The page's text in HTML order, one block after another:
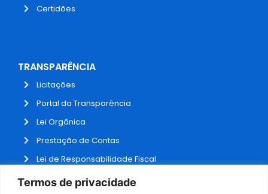
Termos de privacidade
Certidões
TRANSPARÊNCIA
Licitações
Portal da Transparência
Lei Orgânica
Prestação de Contas
Lei de Responsabilidade Fiscal
Receitas e Despesas